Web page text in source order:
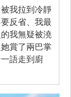
我拉到冷靜
反省、我最
我無疑被澆
賞了兩巴掌
語走到廚